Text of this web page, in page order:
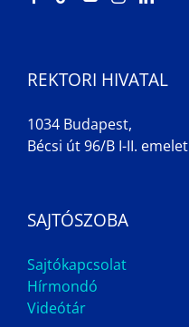
REKTORI HIVATAL
1034 Budapest,
Bécsi út 96/B I-II. emelet
SAJTÓSZOBA
Sajtókapcsolat
Hírmondó
Videótár